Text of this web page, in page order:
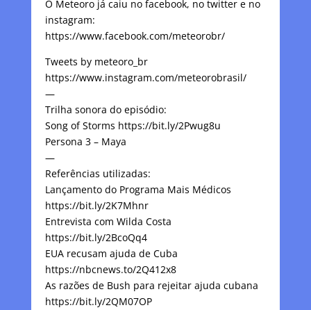
O Meteoro já caiu no facebook, no twitter e no
instagram:
https://www.facebook.com/meteorobr/
Tweets by meteoro_br
https://www.instagram.com/meteorobrasil/
—
Trilha sonora do episódio:
Song of Storms https://bit.ly/2Pwug8u
Persona 3 – Maya
—
Referências utilizadas:
Lançamento do Programa Mais Médicos
https://bit.ly/2K7Mhnr
Entrevista com Wilda Costa
https://bit.ly/2BcoQq4
EUA recusam ajuda de Cuba
https://nbcnews.to/2Q412x8
As razões de Bush para rejeitar ajuda cubana
https://bit.ly/2QM07OP